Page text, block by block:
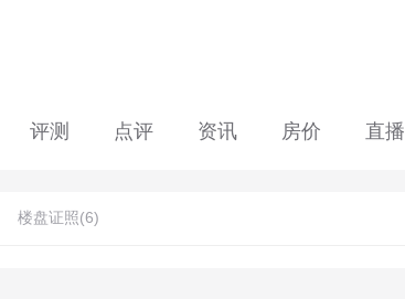
评测 点评 资讯 房价 直播
楼盘证照(6)